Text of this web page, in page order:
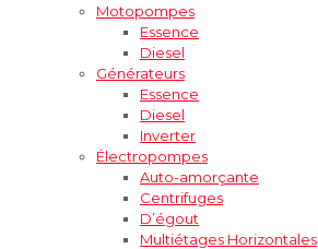
Motopompes
Essence
Diesel
Générateurs
Essence
Diesel
Inverter
Électropompes
Auto-amorçante
Centrifuges
D’égout
Multiétages Horizontales